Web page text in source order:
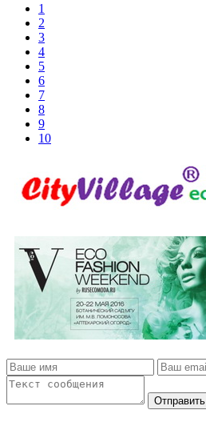
1
2
3
4
5
6
7
8
9
10
Отправить